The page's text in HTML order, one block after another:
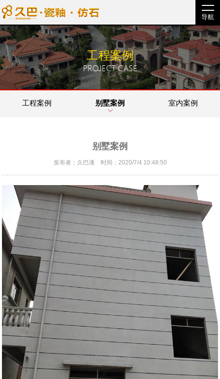
导航
工程案例
PROJECT CASE
工程案例 别墅案例 室内案例
别墅案例
发布者：久巴漆 时间：2020/7/4 10:48:50